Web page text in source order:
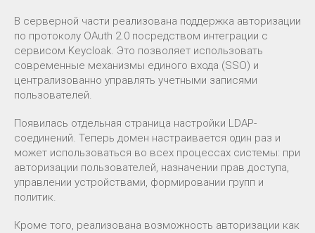
В серверной части реализована поддержка авторизации
по протоколу OAuth 2.0 посредством интеграции с
сервисом Keycloak. Это позволяет использовать
современные механизмы единого входа (SSO) и
централизованно управлять учетными записями
пользователей.
Появилась отдельная страница настройки LDAP-
соединений. Теперь домен настраивается один раз и
может использоваться во всех процессах системы: при
авторизации пользователей, назначении прав доступа,
управлении устройствами, формировании групп и
политик.
Кроме того, реализована возможность авторизации как